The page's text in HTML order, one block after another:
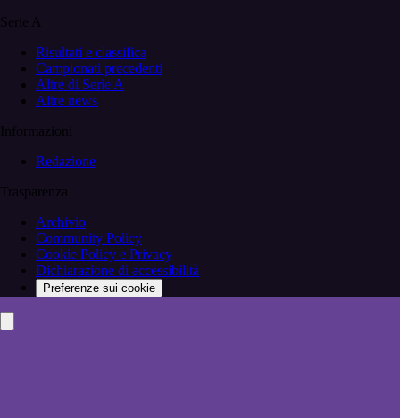
Serie A
Risultati e classifica
Campionati precedenti
Altre di Serie A
Altre news
Informazioni
Redazione
Trasparenza
Archivio
Community Policy
Cookie Policy e Privacy
Dichiarazione di accessibilità
Preferenze sui cookie